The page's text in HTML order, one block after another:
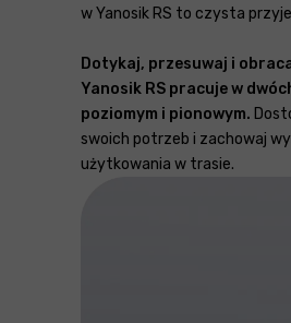
w Yanosik RS to czysta
Dotykaj, przesuwaj i
Yanosik RS pracuje w
poziomym i pionowym.
swoich potrzeb i zachowaj
użytkowania w trasie.